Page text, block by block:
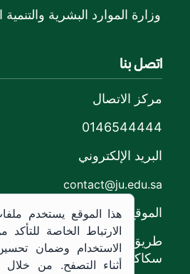
وزارة الموارد البشرية والتنمية
اتصل بنا
مركز الاتصال
0146544444
البريد الإلكتروني
contact@ju.edu.sa
الموقع
طريق الملك خالد،
سكاكا, المملكة العربية
هذا الموقع يستخدم
الارتباط الخاصة
الاستخدام وضمان
أثناء التصفح. من خلال